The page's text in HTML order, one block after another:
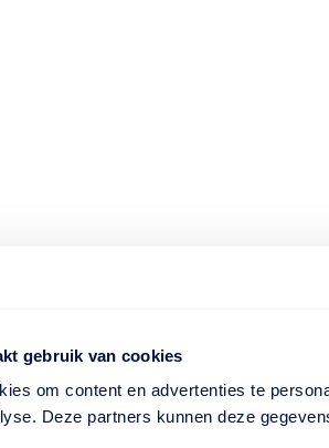
gebruik van cookies
om content en advertenties te
Deze partners kunnen deze